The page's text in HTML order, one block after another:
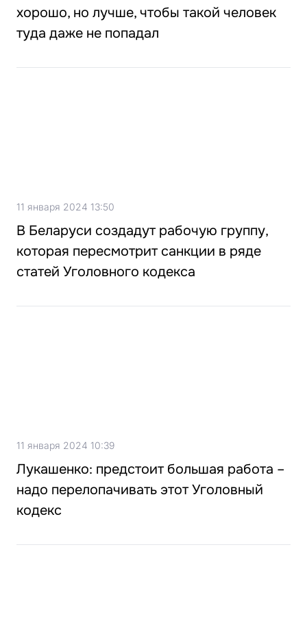
хорошо, но лучше, чтобы такой человек
туда даже не попадал
11 января 2024 13:50
В Беларуси создадут рабочую группу,
которая пересмотрит санкции в ряде
статей Уголовного кодекса
11 января 2024 10:39
Лукашенко: предстоит большая работа –
надо перелопачивать этот Уголовный
кодекс